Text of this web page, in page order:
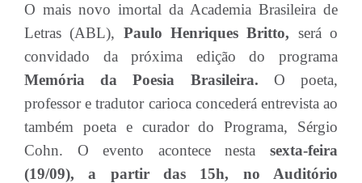
O mais novo imortal da Academia Brasileira de
Letras (ABL), Paulo Henriques Britto, será o
convidado da próxima edição do programa
Memória da Poesia Brasileira. O poeta,
professor e tradutor carioca concederá entrevista ao
também poeta e curador do Programa, Sérgio
Cohn. O evento acontece nesta sexta-feira
(19/09), a partir das 15h, no Auditório